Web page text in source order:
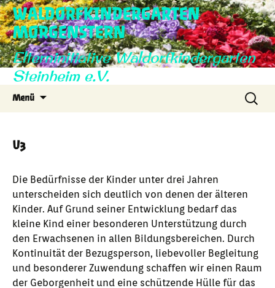
WALDORFKINDERGARTEN
MORGENSTERN
Elterninitiative Waldorfkindergarten
Steinheim e.V.
Menü
Suchen
nach:
U3
Die Bedürfnisse der Kinder unter drei Jahren
unterscheiden sich deutlich von denen der älteren
Kinder. Auf Grund seiner Entwicklung bedarf das
kleine Kind einer besonderen Unterstützung durch
den Erwachsenen in allen Bildungsbereichen. Durch
Kontinuität der Bezugsperson, liebevoller Begleitung
und besonderer Zuwendung schaffen wir einen Raum
der Geborgenheit und eine schützende Hülle für das